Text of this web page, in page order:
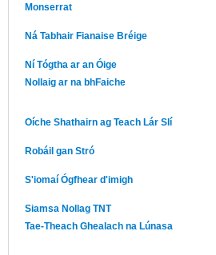
Monserrat
Ná Tabhair Fianaise Bréige
Ní Tógtha ar an Óige
Nollaig ar na bhFaiche
Oíche Shathairn ag Teach Lár Slí
Robáil gan Stró
S'iomaí Ógfhear d'imigh
Siamsa Nollag TNT
Tae-Theach Ghealach na Lúnasa